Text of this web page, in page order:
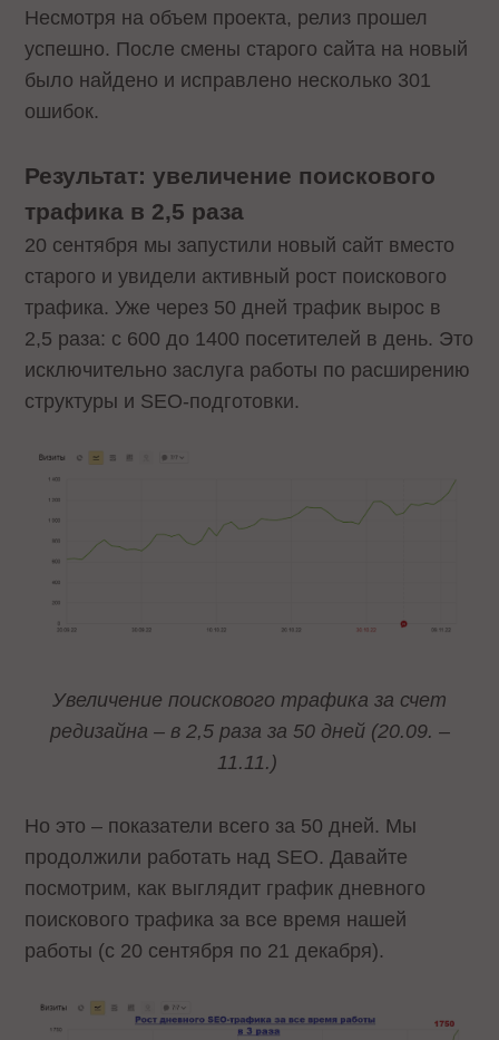
Несмотря на объем проекта, релиз прошел
успешно. После смены старого сайта на новый
было найдено и исправлено несколько 301
ошибок.
Результат: увеличение поискового
трафика в 2,5 раза
20 сентября мы запустили новый сайт вместо
старого и увидели активный рост поискового
трафика. Уже через 50 дней трафик вырос в
2,5 раза: с 600 до 1400 посетителей в день. Это
исключительно заслуга работы по расширению
структуры и SEO-подготовки.
Увеличение поискового трафика за счет
редизайна – в 2,5 раза за 50 дней (20.09. –
11.11.)
Но это – показатели всего за 50 дней. Мы
продолжили работать над SEO. Давайте
посмотрим, как выглядит график дневного
поискового трафика за все время нашей
работы (с 20 сентября по 21 декабря).